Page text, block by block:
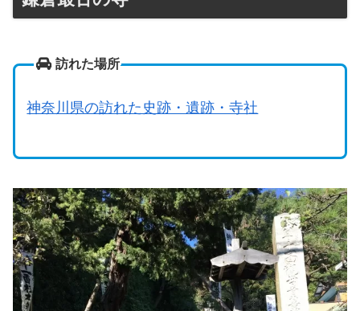
訪れた場所
神奈川県の訪れた史跡・遺跡・寺社